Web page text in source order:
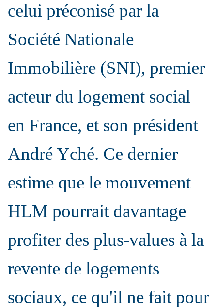
celui préconisé par la
Société Nationale
Immobilière (SNI), premier
acteur du logement social
en France, et son président
André Yché. Ce dernier
estime que le mouvement
HLM pourrait davantage
profiter des plus-values à la
revente de logements
sociaux, ce qu'il ne fait pour